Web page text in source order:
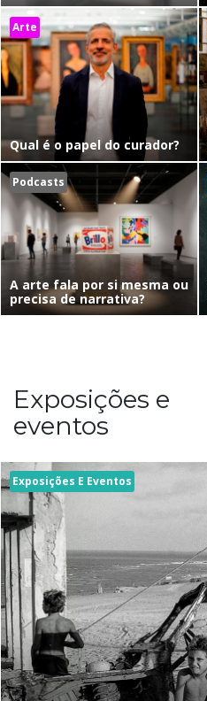
Arte
Qual é o papel do curador?
Podcasts
A arte fala por si mesma ou
precisa de narrativa?
Exposições e
eventos
Exposições E Eventos